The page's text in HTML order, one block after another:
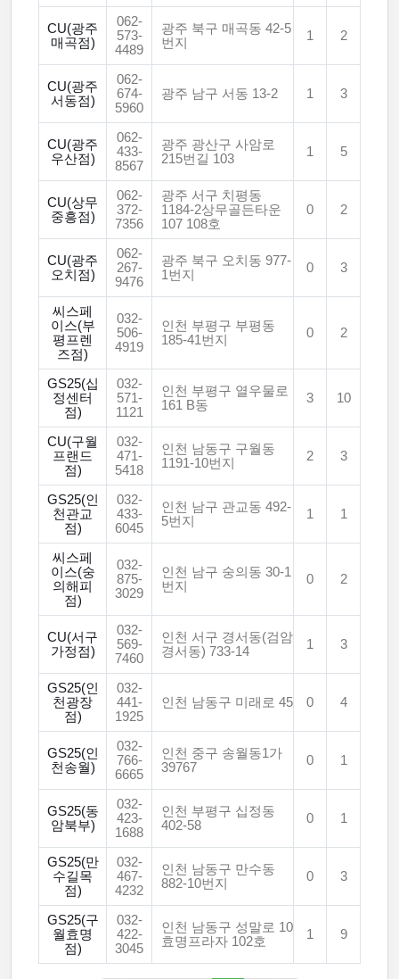
CU(광주
매곡점)
062-
573-
4489
광주 북구 매곡동 42-5
번지
1 2
CU(광주
서동점)
062-
674-
5960
광주 남구 서동 13-2 1 3
CU(광주
우산점)
062-
433-
8567
광주 광산구 사암로
215번길 103
1 5
CU(상무
중흥점)
062-
372-
7356
광주 서구 치평동
1184-2상무골든타운
107 108호
0 2
CU(광주
오치점)
062-
267-
9476
광주 북구 오치동 977-
1번지
0 3
씨스페
이스(부
평프렌
즈점)
032-
506-
4919
인천 부평구 부평동
185-41번지
0 2
GS25(십
정센터
점)
032-
571-
1121
인천 부평구 열우물로
161 B동
3 10
CU(구월
프랜드
점)
032-
471-
5418
인천 남동구 구월동
1191-10번지
2 3
GS25(인
천관교
점)
032-
433-
6045
인천 남구 관교동 492-
5번지
1 1
씨스페
이스(숭
의해피
점)
032-
875-
3029
인천 남구 숭의동 30-1
번지
0 2
CU(서구
가정점)
032-
569-
7460
인천 서구 경서동(검암
경서동) 733-14
1 3
GS25(인
천광장
점)
032-
441-
1925
인천 남동구 미래로 45 0 4
GS25(인
천송월)
032-
766-
6665
인천 중구 송월동1가
39767
0 1
GS25(동
암북부)
032-
423-
1688
인천 부평구 십정동
402-58
0 1
GS25(만
수길목
점)
032-
467-
4232
인천 남동구 만수동
882-10번지
0 3
GS25(구
월효명
점)
032-
422-
3045
인천 남동구 성말로 10
효명프라자 102호
1 9